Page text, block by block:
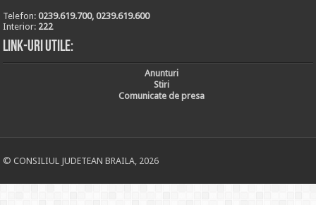
Telefon:0239.619.700, 0239.619.600
Interior: 222
Link-uri utile:
Anunturi
Stiri
Comunicate de presa
© CONSILIUL JUDETEAN BRAILA, 2026